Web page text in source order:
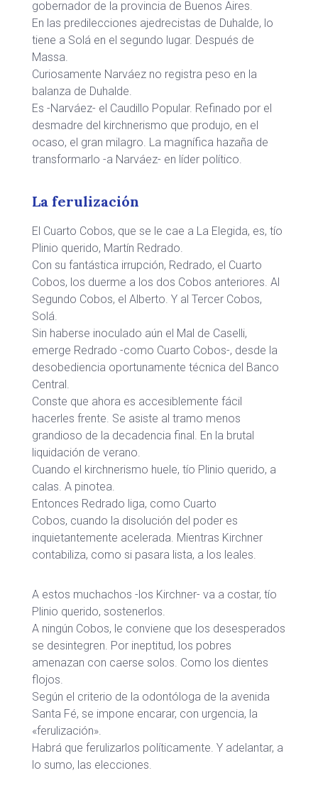
gobernador de la provincia de Buenos Aires.
En las predilecciones ajedrecistas de Duhalde, lo
tiene a Solá en el segundo lugar. Después de
Massa.
Curiosamente Narváez no registra peso en la
balanza de Duhalde.
Es -Narváez- el Caudillo Popular. Refinado por el
desmadre del kirchnerismo que produjo, en el
ocaso, el gran milagro. La magnífica hazaña de
transformarlo -a Narváez- en líder político.
La ferulización
El Cuarto Cobos, que se le cae a La Elegida, es, tío
Plinio querido, Martín Redrado.
Con su fantástica irrupción, Redrado, el Cuarto
Cobos, los duerme a los dos Cobos anteriores. Al
Segundo Cobos, el Alberto. Y al Tercer Cobos,
Solá.
Sin haberse inoculado aún el Mal de Caselli,
emerge Redrado -como Cuarto Cobos-, desde la
desobediencia oportunamente técnica del Banco
Central.
Conste que ahora es accesiblemente fácil
hacerles frente. Se asiste al tramo menos
grandioso de la decadencia final. En la brutal
liquidación de verano.
Cuando el kirchnerismo huele, tío Plinio querido, a
calas. A pinotea.
Entonces Redrado liga, como Cuarto
Cobos, cuando la disolución del poder es
inquietantemente acelerada. Mientras Kirchner
contabiliza, como si pasara lista, a los leales.
A estos muchachos -los Kirchner- va a costar, tío
Plinio querido, sostenerlos.
A ningún Cobos, le conviene que los desesperados
se desintegren. Por ineptitud, los pobres
amenazan con caerse solos. Como los dientes
flojos.
Según el criterio de la odontóloga de la avenida
Santa Fé, se impone encarar, con urgencia, la
«ferulización».
Habrá que ferulizarlos políticamente. Y adelantar, a
lo sumo, las elecciones.